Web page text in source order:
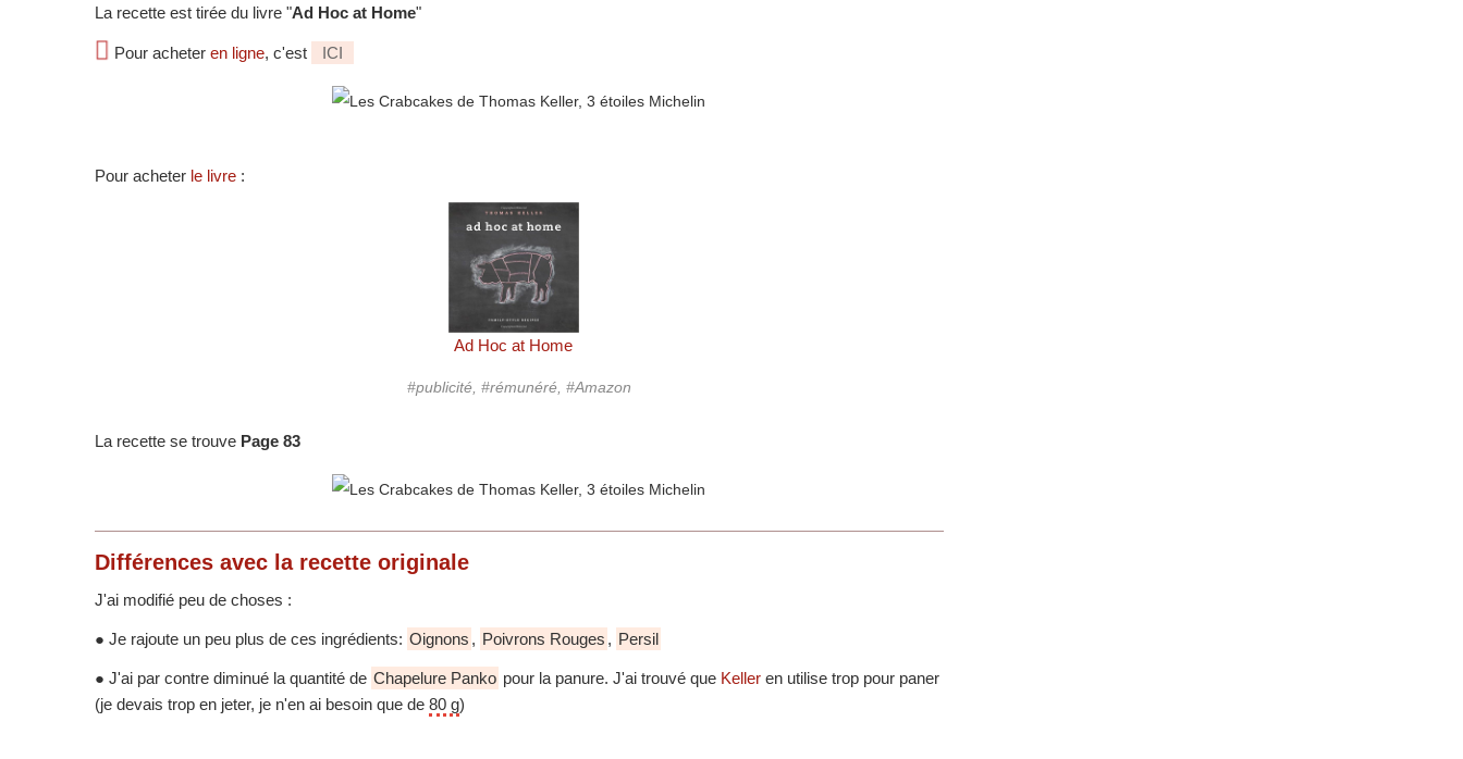
La recette est tirée du livre "Ad Hoc at Home"
Pour acheter en ligne, c'est ICI
Pour acheter le livre :
Ad Hoc at Home
#publicité, #rémunéré, #Amazon
La recette se trouve Page 83
Différences avec la recette originale
J'ai modifié peu de choses :
● Je rajoute un peu plus de ces ingrédients: Oignons , Poivrons Rouges , Persil
● J'ai par contre diminué la quantité de Chapelure Panko pour la panure. J'ai trouvé que Keller en utilise trop pour paner
(je devais trop en jeter, je n'en ai besoin que de 80 g)